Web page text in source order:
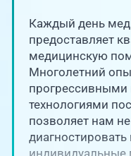
О клинике
Блог врачей
Новости
+7
Единая
запись на
+7
Центр
+7
Каждый день
предоставляет
медицинскую
Многолетний
технологиями
позволяет нам
диагностировать
индивидуальные